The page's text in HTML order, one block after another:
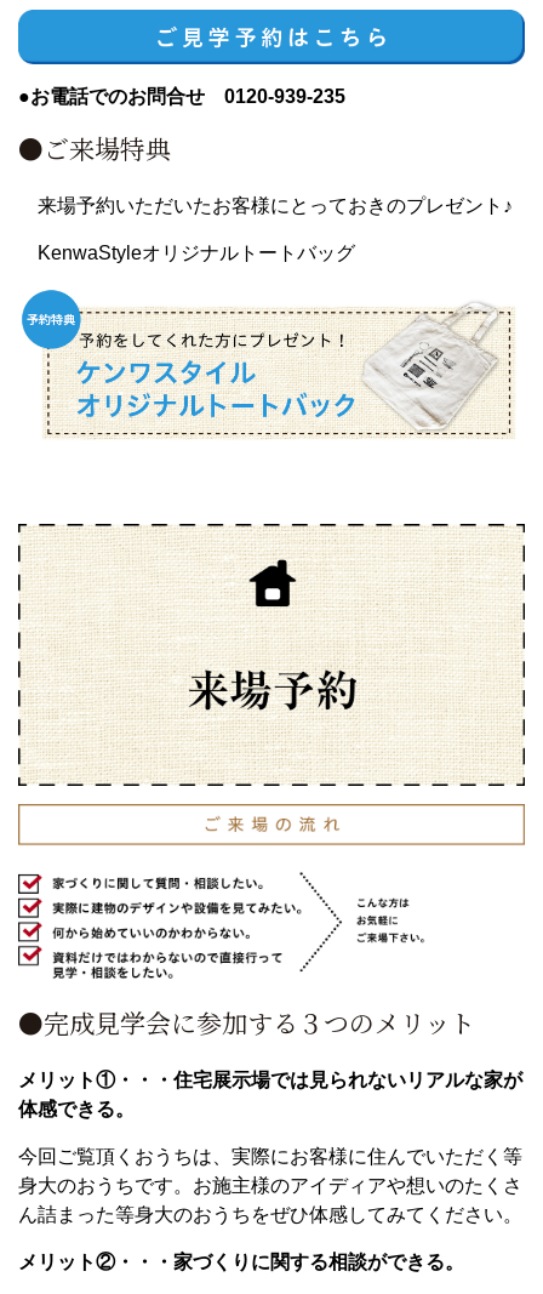
●お電話でのお問合せ 0120-939-235
●ご来場特典
来場予約いただいたお客様にとっておきのプレゼント♪
KenwaStyleオリジナルトートバッグ
●完成見学会に参加する３つのメリット
メリット①・・・住宅展示場では見られないリアルな家が
体感できる。
今回ご覧頂くおうちは、実際にお客様に住んでいただく等
身大のおうちです。お施主様のアイディアや想いのたくさ
ん詰まった等身大のおうちをぜひ体感してみてください。
メリット②・・・家づくりに関する相談ができる。